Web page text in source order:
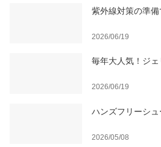
紫外線対策の準
2026/06/19
毎年大人気！ジ
2026/06/19
ハンズフリーシ
2026/05/08